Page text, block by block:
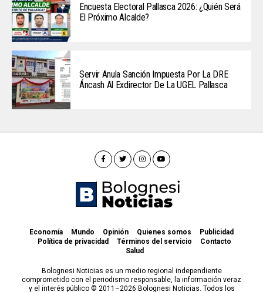
Encuesta Electoral Pallasca 2026: ¿Quién Será
El Próximo Alcalde?
Servir Anula Sanción Impuesta Por La DRE
Áncash Al Exdirector De La UGEL Pallasca
Economía Mundo Opinión Quienes somos
Publicidad
Política de privacidad
Términos del servicio
Contacto
Salud
Bolognesi Noticias es un medio regional independiente
comprometido con el periodismo responsable, la información veraz
y el interés público © 2011–2026 Bolognesi Noticias. Todos los